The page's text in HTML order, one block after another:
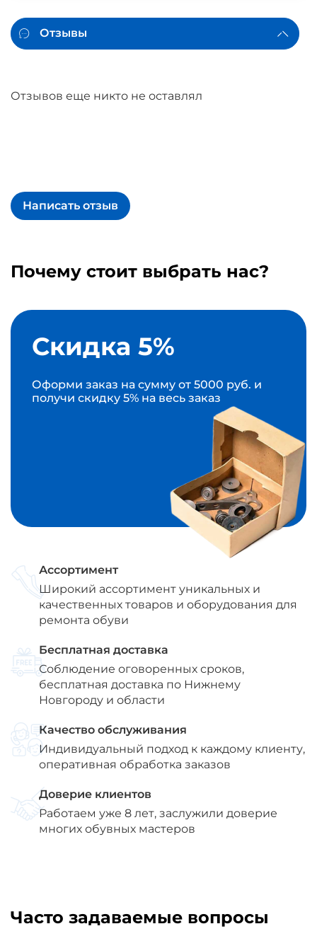
Отзывы
Отзывов еще никто не оставлял
Написать отзыв
Почему стоит выбрать нас?
Скидка 5%
Оформи заказ на сумму от 5000 руб. и
получи скидку 5% на весь заказ
Ассортимент
Широкий ассортимент уникальных и
качественных товаров и оборудования для
ремонта обуви
Бесплатная доставка
Соблюдение оговоренных сроков,
бесплатная доставка по Нижнему
Новгороду и области
Качество обслуживания
Индивидуальный подход к каждому клиенту,
оперативная обработка заказов
Доверие клиентов
Работаем уже 8 лет, заслужили доверие
многих обувных мастеров
Часто задаваемые вопросы